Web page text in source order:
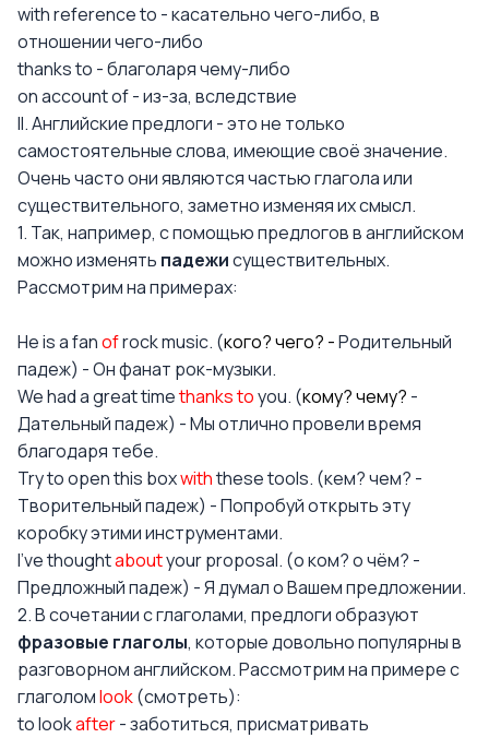
with reference to - касательно чего-либо, в
отношении чего-либо
thanks to - благоларя чему-либо
on account of - из-за, вследствие
II. Английские предлоги - это не только
самостоятельные слова, имеющие своё значение.
Очень часто они являются частью глагола или
существительного, заметно изменяя их смысл.
1. Так, например, с помощью предлогов в английском
можно изменять падежисуществительных.
Рассмотрим на примерах:
He is a fanofrock music. (кого? чего? -Родительный
падеж) - Он фанат рок-музыки.
We had a great timethanks toyou. (кому? чему? -
Дательный падеж) - Мы отлично провели время
благодаря тебе.
Try to open this boxwiththese tools. (кем? чем? -
Творительный падеж) - Попробуй открыть эту
коробку этими инструментами.
I've thoughtaboutyour proposal. (о ком? о чём? -
Предложный падеж) - Я думал о Вашем предложении.
2. В сочетании с глаголами, предлоги образуют
фразовые глаголы, которые довольно популярны в
разговорном английском. Рассмотрим на примере с
глаголомlook(смотреть):
to lookafter- заботиться, присматривать